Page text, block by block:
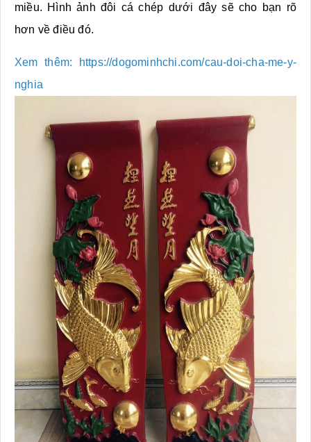
miều. Hình ảnh đôi cá chép dưới đây sẽ cho bạn rõ
hơn về điều đó.
Xem thêm: https://dogominhchi.com/cau-doi-cha-me-y-
nghia